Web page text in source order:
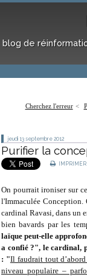
blog de
Cherchez l'erreur
jeudi 13 septembre 2012
Purifier la
IMPRIMER
On pourrait ironiser sur
l'Immaculée Conception.
cardinal Ravasi, dans un
bien bavards par les
laïque peut-elle
a confié ?", le cardinal,
: "Il faudrait tout
niveau populaire –